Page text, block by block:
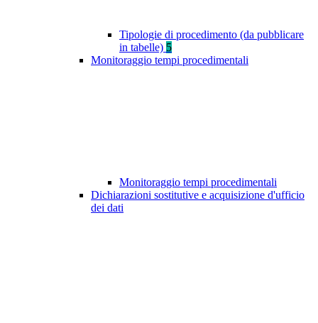
Tipologie di procedimento (da pubblicare
in tabelle) 5
Monitoraggio tempi procedimentali
Monitoraggio tempi procedimentali
Dichiarazioni sostitutive e acquisizione d'ufficio
dei dati